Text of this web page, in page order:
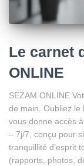
Le carnet
ONLINE
SEZAM ONLINE
de main. Oubliez le
vous donne accès
– 7j/7, conçu pour
tranquillité d’esprit
(rapports, photos,